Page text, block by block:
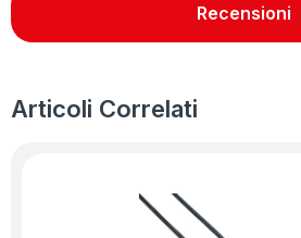
Recensioni
Articoli Correlati